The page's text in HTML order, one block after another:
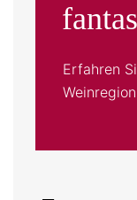
Erfahren